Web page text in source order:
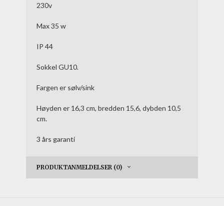
230v
Max 35 w
IP 44
Sokkel GU10.
Fargen er sølv/sink
Høyden er 16,3 cm, bredden 15,6, dybden 10,5
cm.
3 års garanti
PRODUKTANMELDELSER (0)